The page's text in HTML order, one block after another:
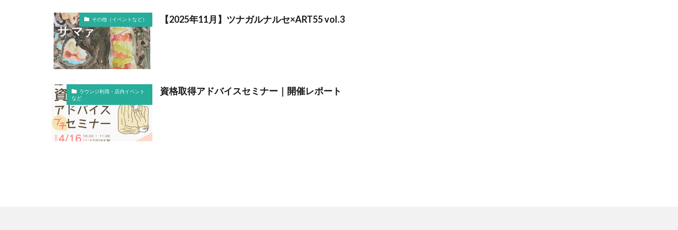
その他（イベントなど） 【2025年11月】ツナガルナルセ×ART55 vol.3
ラウンジ利用・店内イベント
など
資格取得アドバイスセミナー｜開催レポート